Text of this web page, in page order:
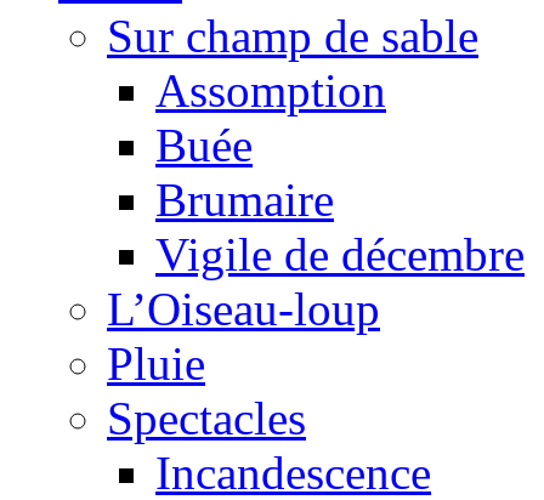
Sur champ de sable
Assomption
Buée
Brumaire
Vigile de décembre
L’Oiseau-loup
Pluie
Spectacles
Incandescence